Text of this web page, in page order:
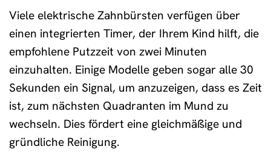
Viele elektrische Zahnbürsten verfügen über
einen integrierten Timer, der Ihrem Kind hilft, die
empfohlene Putzzeit von zwei Minuten
einzuhalten. Einige Modelle geben sogar alle 30
Sekunden ein Signal, um anzuzeigen, dass es Zeit
ist, zum nächsten Quadranten im Mund zu
wechseln. Dies fördert eine gleichmäßige und
gründliche Reinigung.